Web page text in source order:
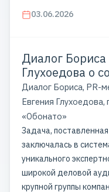
03.06.2026
Диалог
Глухоедова о
Диалог Бориса, PR-
Евгения
«Обонато»
Задача,
заключалась в
уникального
широкой деловой
крупной группы